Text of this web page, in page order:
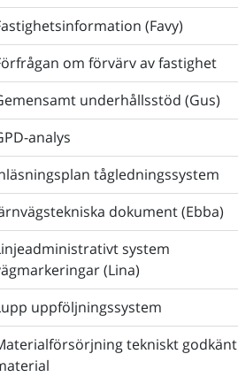
(Favy)
om förvärv av fastighet
underhållsstöd (Gus)
analys
tågledningssystem
dokument (Ebba)
system
(Lina)
uppföljningssystem
tekniskt godkänt